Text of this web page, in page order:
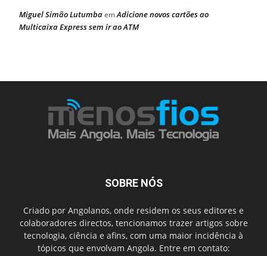
Miguel Simão LutumbaemAdicione novos cartões ao
Multicaixa Express sem ir ao ATM
SOBRE NÓS
Criado por Angolanos, onde residem os seus editores e
colaboradores directos, tencionamos trazer artigos sobre
tecnologia, ciência e afins, com uma maior incidência à
tópicos que envolvam Angola. Entre em contato: